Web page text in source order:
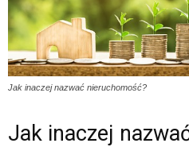
Jak inaczej nazwać nieruchomość?
Jak inaczej